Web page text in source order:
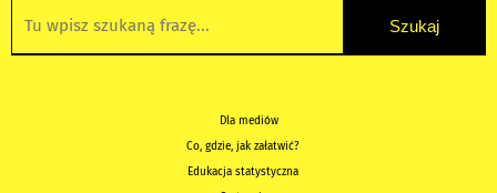
Dla mediów
Co, gdzie, jak załatwić?
Edukacja statystyczna